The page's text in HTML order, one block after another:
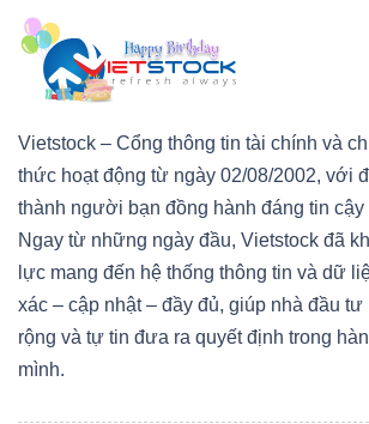
Vietstock – Cổng thông tin tài chính và
thức hoạt động từ ngày 02/08/2002, với
thành người bạn đồng hành đáng tin cậy
Ngay từ những ngày đầu, Vietstock đã
lực mang đến hệ thống thông tin và dữ
xác – cập nhật – đầy đủ, giúp nhà đầu tư
rộng và tự tin đưa ra quyết định trong
mình.